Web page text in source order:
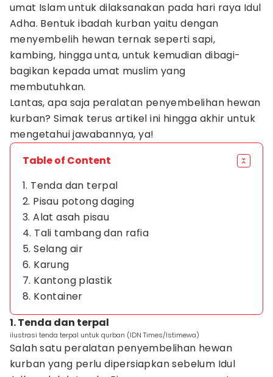
umat Islam untuk dilaksanakan pada hari raya Idul
Adha. Bentuk ibadah kurban yaitu dengan
menyembelih hewan ternak seperti sapi,
kambing, hingga unta, untuk kemudian dibagi-
bagikan kepada umat muslim yang
membutuhkan.
Lantas, apa saja peralatan penyembelihan hewan
kurban? Simak terus artikel ini hingga akhir untuk
mengetahui jawabannya, ya!
Table of Content
1. Tenda dan terpal
2. Pisau potong daging
3. Alat asah pisau
4. Tali tambang dan rafia
5. Selang air
6. Karung
7. Kantong plastik
8. Kontainer
1. Tenda dan terpal
ilustrasi tenda terpal untuk qurban (IDN Times/Istimewa)
Salah satu peralatan penyembelihan hewan
kurban yang perlu dipersiapkan sebelum Idul